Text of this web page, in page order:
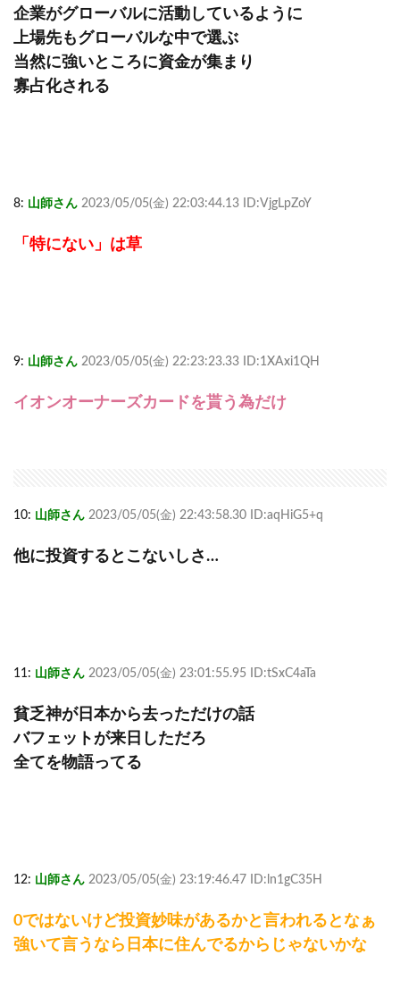
企業がグローバルに活動しているように
上場先もグローバルな中で選ぶ
当然に強いところに資金が集まり
寡占化される
8: 山師さん 2023/05/05(金) 22:03:44.13 ID:VjgLpZoY
「特にない」は草
9: 山師さん 2023/05/05(金) 22:23:23.33 ID:1XAxi1QH
イオンオーナーズカードを貰う為だけ
10: 山師さん 2023/05/05(金) 22:43:58.30 ID:aqHiG5+q
他に投資するとこないしさ…
11: 山師さん 2023/05/05(金) 23:01:55.95 ID:tSxC4aTa
貧乏神が日本から去っただけの話
バフェットが来日しただろ
全てを物語ってる
12: 山師さん 2023/05/05(金) 23:19:46.47 ID:ln1gC35H
0ではないけど投資妙味があるかと言われるとなぁ
強いて言うなら日本に住んでるからじゃないかな